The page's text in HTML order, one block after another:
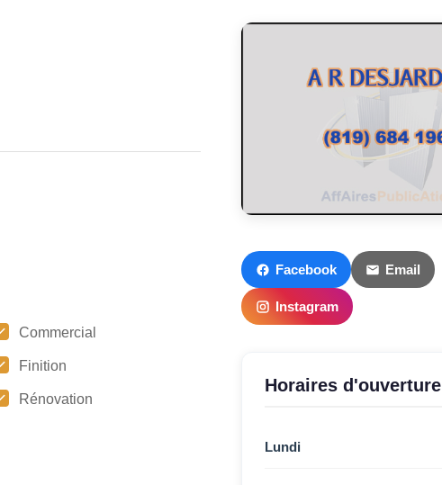
Commercial
Finition
Rénovation
Facebook Email
Instagram
Horaires d'ouverture
Lundi